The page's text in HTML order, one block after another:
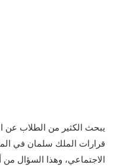
يبحث الكثير من الطلاب عن
قرارات الملك سلمان في
الاجتماعي، وهذا السؤال